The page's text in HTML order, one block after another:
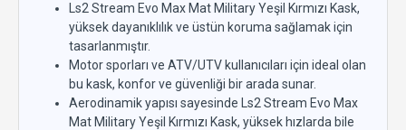
Ls2 Stream Evo Max Mat Military Yeşil Kırmızı Kask,
yüksek dayanıklılık ve üstün koruma sağlamak için
tasarlanmıştır.
Motor sporları ve ATV/UTV kullanıcıları için ideal olan
bu kask, konfor ve güvenliği bir arada sunar.
Aerodinamik yapısı sayesinde Ls2 Stream Evo Max
Mat Military Yeşil Kırmızı Kask, yüksek hızlarda bile